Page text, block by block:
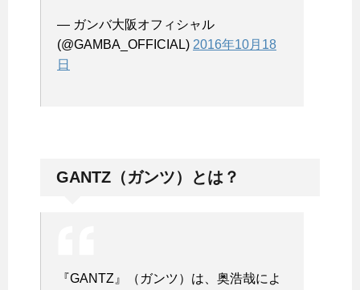
— ガンバ大阪オフィシャル
(@GAMBA_OFFICIAL) 2016年10月18
日
GANTZ（ガンツ）とは？
『GANTZ』（ガンツ）は、奥浩哉によ